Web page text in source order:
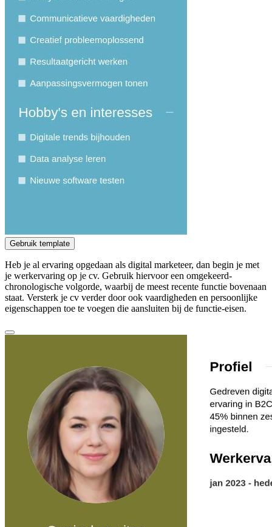
Gebruik template
Heb je al ervaring opgedaan als digital marketeer, dan begin je met
je werkervaring op je cv. Gebruik hiervoor een omgekeerd-
chronologische volgorde, waarbij de meest recente functie bovenaan
staat. Versterk je cv verder door ook vaardigheden en persoonlijke
eigenschappen toe te voegen die aansluiten bij de functie-eisen.